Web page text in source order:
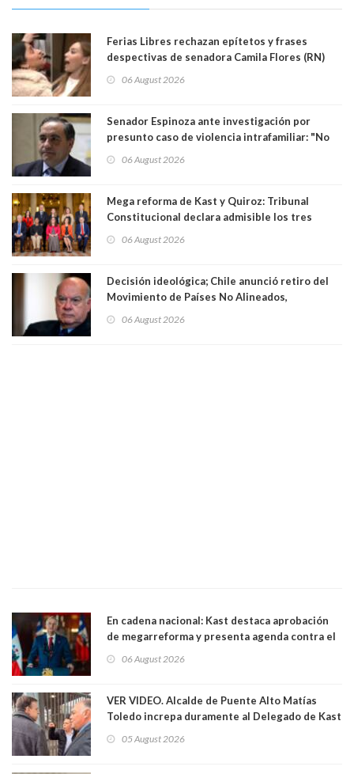
Ferias Libres rechazan epítetos y frases
despectivas de senadora Camila Flores (RN)
06 August 2026
Senador Espinoza ante investigación por
presunto caso de violencia intrafamiliar: "No
antecedentes a Tribunal Supremo
06 August 2026
Mega reforma de Kast y Quiroz: Tribunal
Constitucional declara admisible los tres
06 August 2026
Decisión ideológica; Chile anunció retiro del
Movimiento de Países No Alineados,
1971. Excanciller Insulza lamentó decisión
06 August 2026
En cadena nacional: Kast destaca aprobación
de megarreforma y presenta agenda contra el
06 August 2026
VER VIDEO. Alcalde de Puente Alto Matías
Toledo increpa duramente al Delegado de Kast
delegado nuevamente arrancando"
05 August 2026